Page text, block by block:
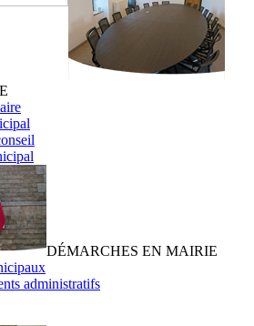
DÉMARCHES EN MAIRIE
administratifs